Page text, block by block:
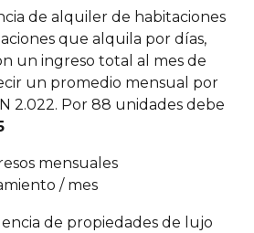
de alquiler de habitaciones
que alquila por días,
un ingreso total al mes de
un promedio mensual por
2.022. Por 88 unidades debe
mensuales
/ mes
de propiedades de lujo